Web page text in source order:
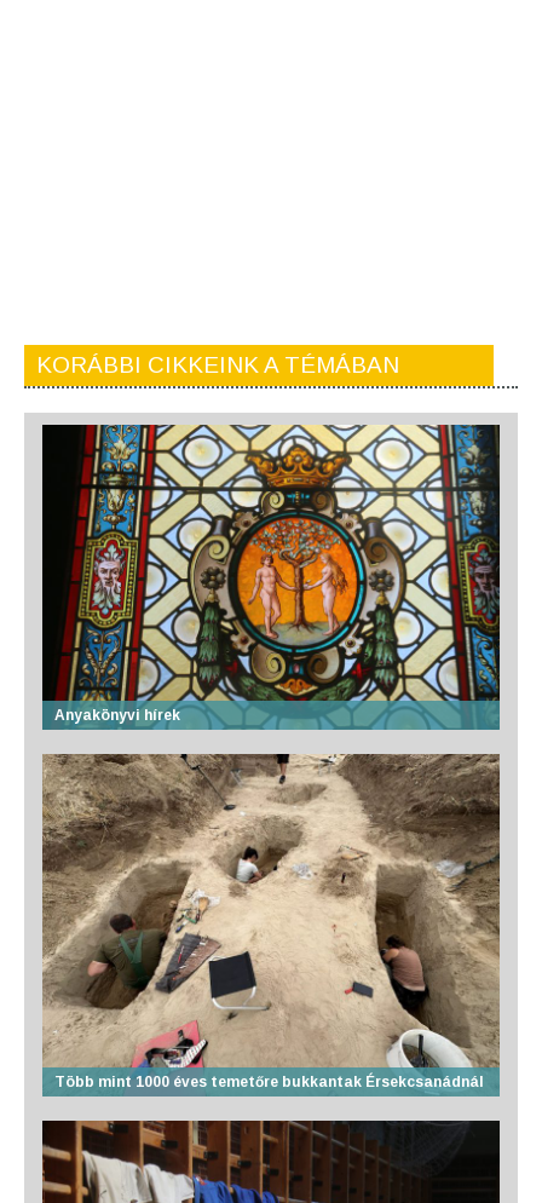
KORÁBBI CIKKEINK A TÉMÁBAN
Anyakönyvi hírek
Több mint 1000 éves temetőre bukkantak Érsekcsanádnál